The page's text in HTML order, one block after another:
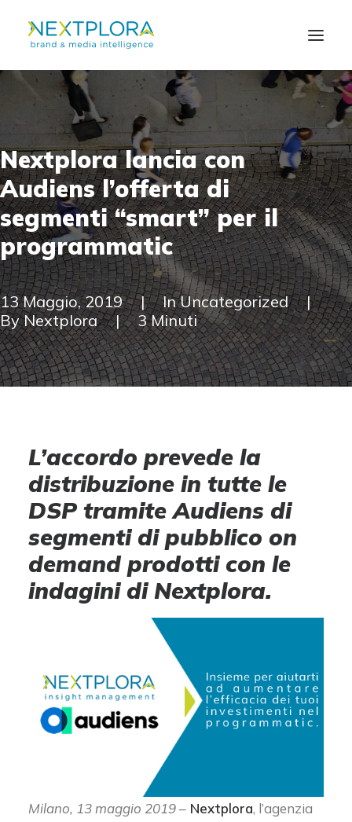
CHI SIAMO
SOLUZIONI
NEWS
CONTATTI
EN
Nextplora lancia con
Audiens l’offerta di
segmenti “smart” per il
programmatic
13 Maggio, 2019 | InUncategorized
|
ByNextplora | 3 Minuti
L’accordo prevede la
distribuzione in tutte le
DSP tramite Audiens di
segmenti di pubblico on
demand prodotti con le
indagini di Nextplora.
Milano, 13 maggio 2019 – Nextplora, l’agenzia